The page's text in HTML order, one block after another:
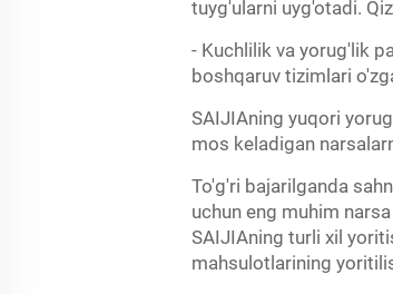
tuyg'ularni uyg'otadi.
- Kuchlilik va yorug'lik
boshqaruv tizimlari
SAIJIAning yuqori
mos keladigan
To'g'ri bajarilganda
uchun eng muhim
SAIJIAning turli xil
mahsulotlarining